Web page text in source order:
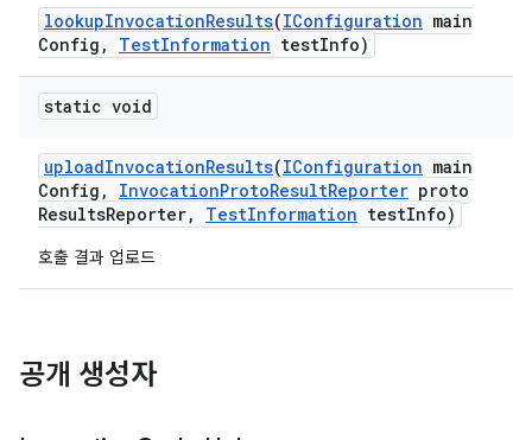
lookupInvocationResults(IConfiguration main
Config , TestInformation testInfo)
static void
uploadInvocationResults(IConfiguration main
Config , InvocationProtoResultReporter proto
ResultsReporter, TestInformation testInfo)
호출 결과 업로드
공개 생성자